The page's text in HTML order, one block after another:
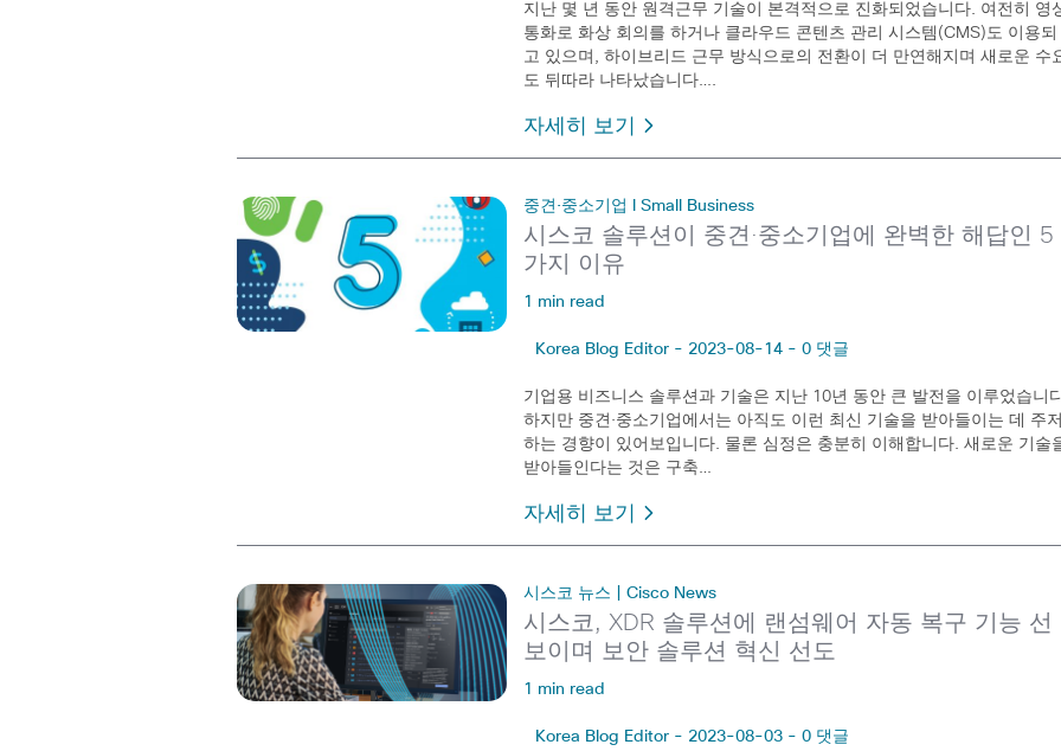
지난 몇 년 동안 원격근무 기술이 본격적으로 진화되었습니다. 여전히 영
통화로 화상 회의를 하거나 클라우드 콘텐츠 관리 시스템(CMS)도 이용되
고 있으며, 하이브리드 근무 방식으로의 전환이 더 만연해지며 새로운 수
도 뒤따라 나타났습니다….
자세히 보기
중견·중소기업 l Small Business
시스코 솔루션이 중견·중소기업에 완벽한 해답인 5
가지 이유
1 min read
Korea Blog Editor - 2023-08-14 - 0 댓글
기업용 비즈니스 솔루션과 기술은 지난 10년 동안 큰 발전을 이루었습니
하지만 중견·중소기업에서는 아직도 이런 최신 기술을 받아들이는 데 주
하는 경향이 있어보입니다. 물론 심정은 충분히 이해합니다. 새로운 기술
받아들인다는 것은 구축…
자세히 보기
시스코 뉴스 | Cisco News
시스코, XDR 솔루션에 랜섬웨어 자동 복구 기능 선
보이며 보안 솔루션 혁신 선도
1 min read
Korea Blog Editor - 2023-08-03 - 0 댓글